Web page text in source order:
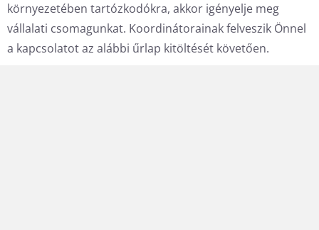
környezetében tartózkodókra, akkor igényelje meg
vállalati csomagunkat. Koordinátorainak felveszik Önnel
a kapcsolatot az alábbi űrlap kitöltését követően.